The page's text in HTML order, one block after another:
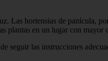
Las hortensias de panícula,
plantas en un lugar con mayor
seguir las instrucciones